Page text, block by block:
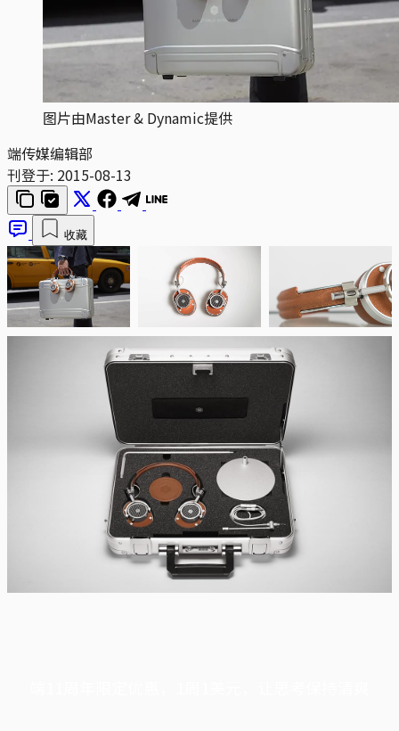
图片由Master & Dynamic提供
端传媒编辑部
刊登于: 2015-08-13
收藏